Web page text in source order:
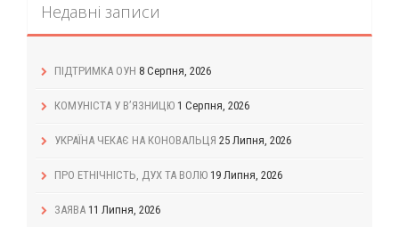
Недавні записи
ПІДТРИМКА ОУН 8 Серпня, 2026
КОМУНІСТА У В’ЯЗНИЦЮ 1 Серпня, 2026
УКРАЇНА ЧЕКАЄ НА КОНОВАЛЬЦЯ 25 Липня, 2026
ПРО ЕТНІЧНІСТЬ, ДУХ ТА ВОЛЮ 19 Липня, 2026
ЗАЯВА 11 Липня, 2026